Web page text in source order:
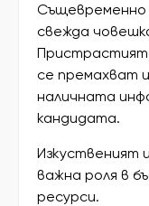
Същевременно
свежда
се премахват
наличната
кандидата.
Изкуственият
важна роля в
ресурси.